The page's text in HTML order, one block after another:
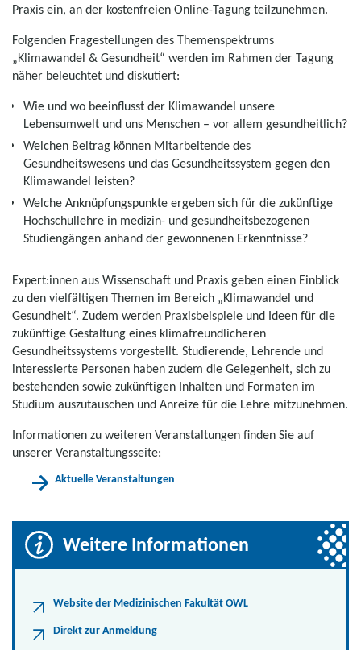
Praxis ein, an der kostenfreien Online-Tagung teilzunehmen.
Folgenden Fragestellungen des Themenspektrums
„Klimawandel & Gesundheit“ werden im Rahmen der Tagung
näher beleuchtet und diskutiert:
Wie und wo beeinflusst der Klimawandel unsere
Lebensumwelt und uns Menschen – vor allem gesundheitlich?
Welchen Beitrag können Mitarbeitende des
Gesundheitswesens und das Gesundheitssystem gegen den
Klimawandel leisten?
Welche Anknüpfungspunkte ergeben sich für die zukünftige
Hochschullehre in medizin- und gesundheitsbezogenen
Studiengängen anhand der gewonnenen Erkenntnisse?
Expert:innen aus Wissenschaft und Praxis geben einen Einblick
zu den vielfältigen Themen im Bereich „Klimawandel und
Gesundheit“. Zudem werden Praxisbeispiele und Ideen für die
zukünftige Gestaltung eines klimafreundlicheren
Gesundheitssystems vorgestellt. Studierende, Lehrende und
interessierte Personen haben zudem die Gelegenheit, sich zu
bestehenden sowie zukünftigen Inhalten und Formaten im
Studium auszutauschen und Anreize für die Lehre mitzunehmen.
Informationen zu weiteren Veranstaltungen finden Sie auf
unserer Veranstaltungsseite:
Aktuelle Veranstaltungen
Weitere Informationen
Website der Medizinischen Fakultät OWL
Direkt zur Anmeldung